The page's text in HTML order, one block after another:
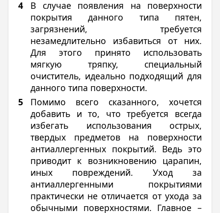
В случае появления на поверхности
покрытия данного типа пятен,
загрязнений, требуется
незамедлительно избавиться от них.
Для этого принято использовать
мягкую тряпку, специальный
очиститель, идеально подходящий для
данного типа поверхности.
Помимо всего сказанного, хочется
добавить и то, что требуется всегда
избегать использования острых,
твердых предметов на поверхности
антиаллергенных покрытий. Ведь это
приводит к возникновению царапин,
иных повреждений. Уход за
антиаллергенными покрытиями
практически не отличается от ухода за
обычными поверхностями. Главное –